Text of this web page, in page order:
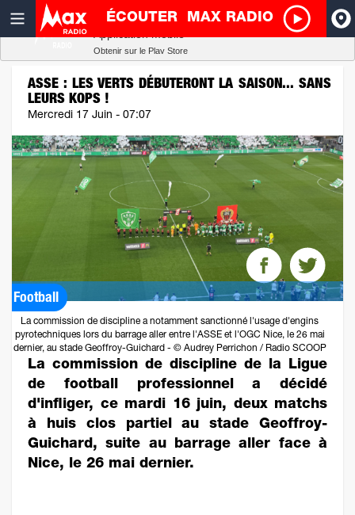
ÉCOUTER MAX RADIO
ASSE : LES VERTS DÉBUTERONT LA SAISON... SANS
LEURS KOPS !
Mercredi 17 Juin - 07:07
Football
La commission de discipline a notamment sanctionné l'usage d'engins
pyrotechniques lors du barrage aller entre l'ASSE et l'OGC Nice, le 26 mai
dernier, au stade Geoffroy-Guichard - © Audrey Perrichon / Radio SCOOP
La commission de discipline de la Ligue
de football professionnel a décidé
d'infliger, ce mardi 16 juin, deux matchs
à huis clos partiel au stade Geoffroy-
Guichard, suite au barrage aller face à
Nice, le 26 mai dernier.
Radio SCOOP
Obtenir sur le Play Store
Télécharger